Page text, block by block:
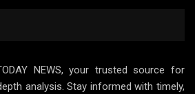
NEWS, your trusted source for
analysis. Stay informed with timely,